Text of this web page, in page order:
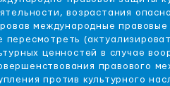
возрастания
международные
ценностей в случае
правового
против культурного